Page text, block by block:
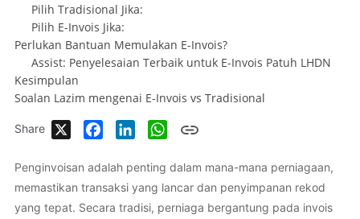
Pilih Tradisional Jika:
Pilih E-Invois Jika:
Perlukan Bantuan Memulakan E-Invois?
Assist: Penyelesaian Terbaik untuk E-Invois Patuh LHDN
Kesimpulan
Soalan Lazim mengenai E-Invois vs Tradisional
Share FacebookLinkedInWhatsApp
Penginvoisan adalah penting dalam mana-mana perniagaan,
memastikan transaksi yang lancar dan penyimpanan rekod
yang tepat. Secara tradisi, perniaga bergantung pada invois